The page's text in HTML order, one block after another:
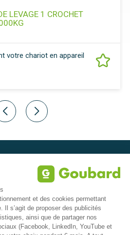
LEVAGE 1 CROCHET
votre chariot en appareil
Suzerolle Nord